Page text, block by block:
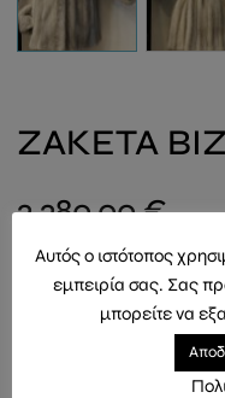
ZAKETA
3.380,00€
Μηκος 0.82cm, γραμμη
Αυτός ο ιστότοπος
εμπειρία σας. Σας
μπορείτε να